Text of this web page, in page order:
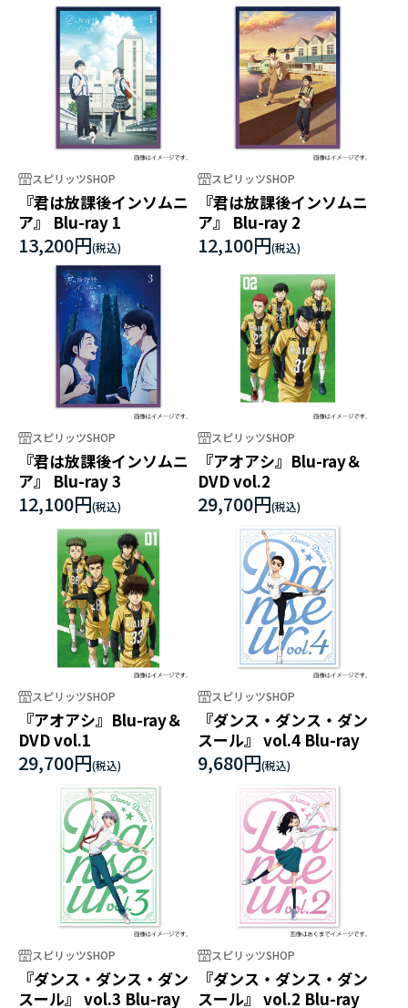
スピリッツSHOP
『君は放課後インソムニ
ア』 Blu-ray 1
13,200円
スピリッツSHOP
『君は放課後インソムニ
ア』 Blu-ray 2
12,100円
スピリッツSHOP
『君は放課後インソムニ
ア』 Blu-ray 3
12,100円
スピリッツSHOP
『アオアシ』Blu-ray＆
DVD vol.2
29,700円
スピリッツSHOP
『アオアシ』Blu-ray＆
DVD vol.1
29,700円
スピリッツSHOP
『ダンス・ダンス・ダン
スール』 vol.4 Blu-ray
9,680円
スピリッツSHOP
『ダンス・ダンス・ダン
スール』 vol.3 Blu-ray
スピリッツSHOP
『ダンス・ダンス・ダン
スール』 vol.2 Blu-ray